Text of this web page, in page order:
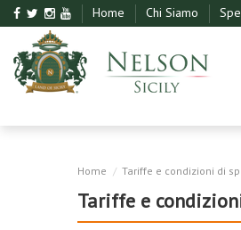
Home Chi Siamo
Home Tariffe e condizioni di
Tariffe e